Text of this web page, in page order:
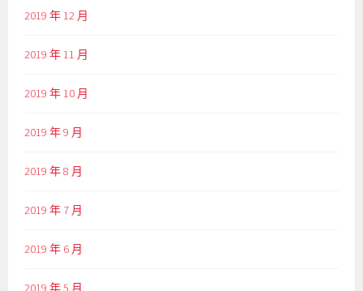
2019 年 12 月
2019 年 11 月
2019 年 10 月
2019 年 9 月
2019 年 8 月
2019 年 7 月
2019 年 6 月
2019 年 5 月